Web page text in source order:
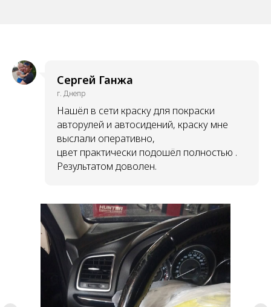
Сергей Ганжа
г. Днепр
Нашёл в сети краску для покраски
авторулей и автосидений, краску мне
выслали оперативно,
цвет практически подошёл полностью .
Результатом доволен.